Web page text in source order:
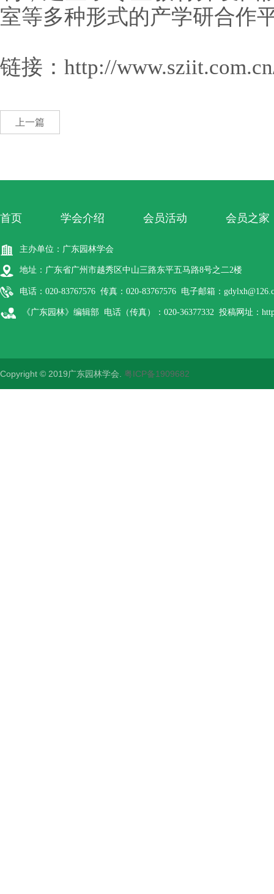
室等多种形式的产学研合作
链接： http://
上一篇
首页 学会介绍 会员活动 会员之家
主办单位：广东园林学会
地址：广东省广州市越秀区中山三路东平五马路8号之二2楼
电话：020-83767576 传真：020-83767576 电子邮箱：
《广东园林》编辑部 电话（传真）：020-36377332 投稿网址：
Copyright © 2019广东园林学会. 粤ICP备1909682